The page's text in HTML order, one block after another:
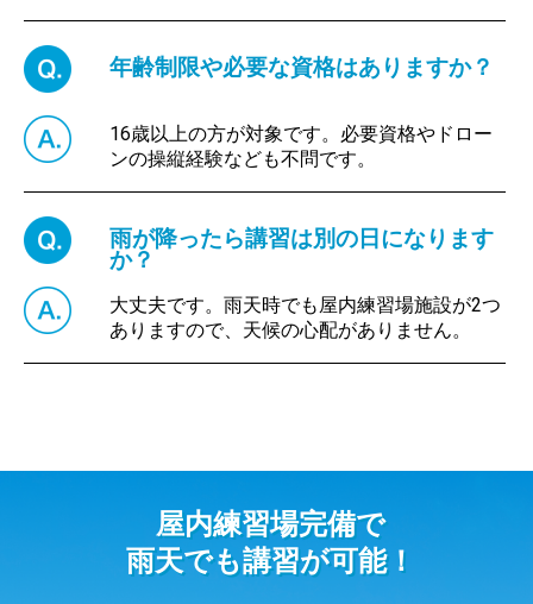
年齢制限や必要な資格はありますか？
16歳以上の方が対象です。必要資格やドロー
ンの操縦経験なども不問です。
雨が降ったら講習は別の日になります
か？
大丈夫です。雨天時でも屋内練習場施設が2つ
ありますので、天候の心配がありません。
屋内練習場完備で
雨天でも講習が可能！